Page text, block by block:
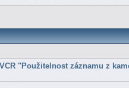
"Použitelnost záznamu z